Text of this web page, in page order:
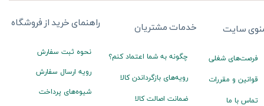
راهنمای خرید از فروشگاه
نحوه ثبت سفارش
رویه ارسال سفارش
شیوه‌های پرداخت
خدمات مشتریان
چگونه به شما اعتماد کنم؟
رویه‌های بازگرداندن کالا
ضمانت اصالت کالا
سایت
فرصت‌های شغلی
قوانین و مقررات
تماس با ما